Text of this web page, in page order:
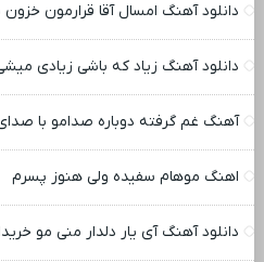
دانلود آهنگ امسال آقا قرارمون
دانلود آهنگ زیاد که باشی زیادی
آهنگ غم گرفته دوباره صدامو با
اهنگ موهام سفیده ولی هنوز پسرم
دانلود آهنگ آی یار دلدار منی مو